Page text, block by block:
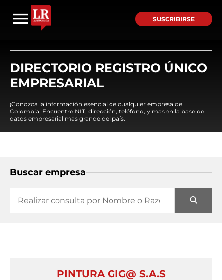
SUSCRIBIRSE
DIRECTORIO REGISTRO ÚNICO
EMPRESARIAL
¡Conozca la información esencial de cualquier empresa de
Colombia! Encuentre NIT, dirección, teléfono, y mas en la base de
datos empresarial mas grande del país.
Buscar empresa
PINTURA GIG@ S.A.S